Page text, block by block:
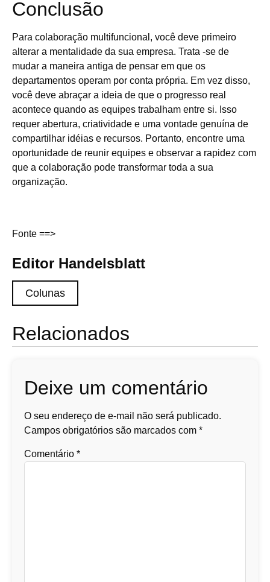
Conclusão
Para colaboração multifuncional, você deve primeiro
alterar a mentalidade da sua empresa. Trata -se de
mudar a maneira antiga de pensar em que os
departamentos operam por conta própria. Em vez disso,
você deve abraçar a ideia de que o progresso real
acontece quando as equipes trabalham entre si. Isso
requer abertura, criatividade e uma vontade genuína de
compartilhar idéias e recursos. Portanto, encontre uma
oportunidade de reunir equipes e observar a rapidez com
que a colaboração pode transformar toda a sua
organização.
Fonte ==>
Editor Handelsblatt
Colunas
Relacionados
Deixe um comentário
O seu endereço de e-mail não será publicado.
Campos obrigatórios são marcados com *
Comentário *